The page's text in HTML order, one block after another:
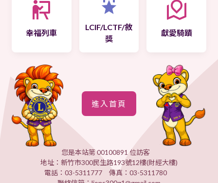
幸福列車
LCIF/LCTF/敘
獎
獻愛騎蹟
進入首頁
您是本站第 00100891 位訪客
地址：新竹市300民生路193號12樓(財經大樓)
電話：03-5311777 傳真：03-5311780